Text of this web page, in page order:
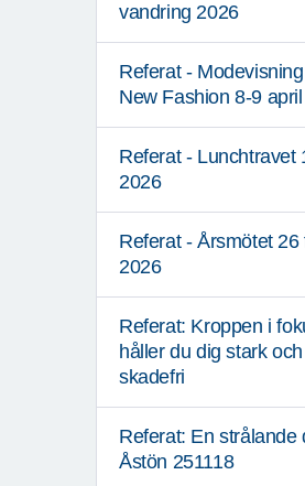
vandring 2026
Referat -
New Fashion 8-9 april
Referat - Lunchtravet
2026
Referat - Årsmötet 26
2026
Referat: Kroppen i
håller du dig stark och
skadefri
Referat: En strålande
Åstön 251118